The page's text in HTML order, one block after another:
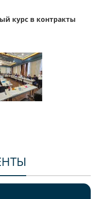
курс в контракты